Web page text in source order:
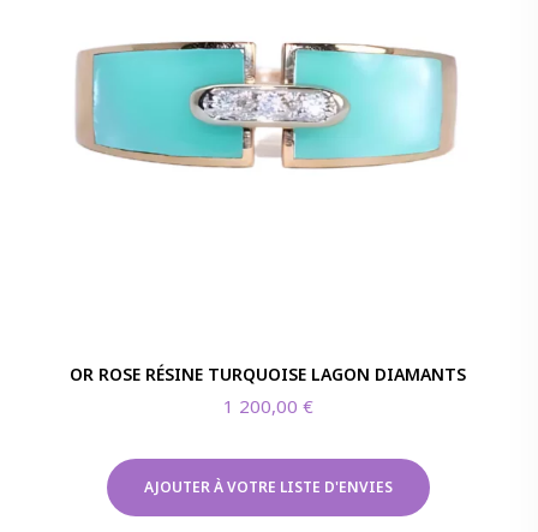
OR ROSE RÉSINE TURQUOISE LAGON DIAMANTS
1 200,00 €
AJOUTER À VOTRE LISTE D'ENVIES